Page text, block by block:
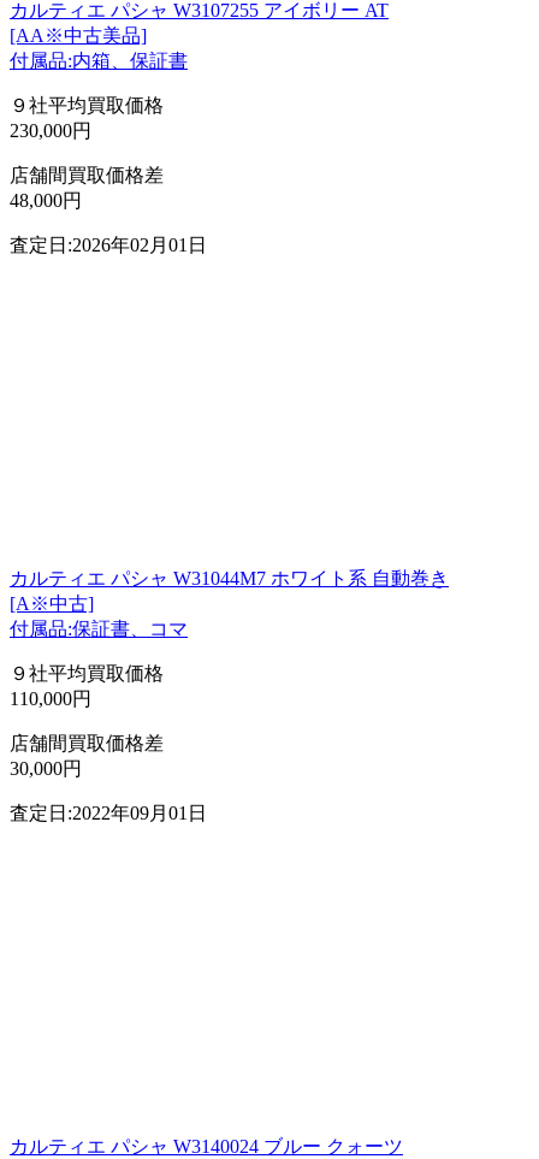
カルティエ パシャ W3107255 アイボリー AT
[AA※中古美品]
付属品:内箱、保証書
９社平均買取価格
230,000円
店舗間買取価格差
48,000円
査定日:2026年02月01日
カルティエ パシャ W31044M7 ホワイト系 自動巻き
[A※中古]
付属品:保証書、コマ
９社平均買取価格
110,000円
店舗間買取価格差
30,000円
査定日:2022年09月01日
カルティエ パシャ W3140024 ブルー クォーツ